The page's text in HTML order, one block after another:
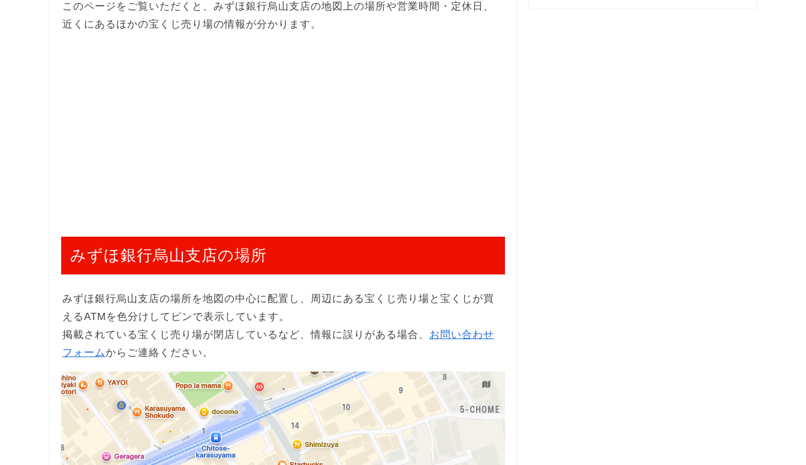
このページをご覧いただくと、みずほ銀行烏山支店の地図上の場所や営業時間・定休日、
近くにあるほかの宝くじ売り場の情報が分かります。
みずほ銀行烏山支店の場所
みずほ銀行烏山支店の場所を地図の中心に配置し、周辺にある宝くじ売り場と宝くじが買
えるATMを色分けしてピンで表示しています。
掲載されている宝くじ売り場が閉店しているなど、情報に誤りがある場合、 お問い合わせ
フォーム からご連絡ください。